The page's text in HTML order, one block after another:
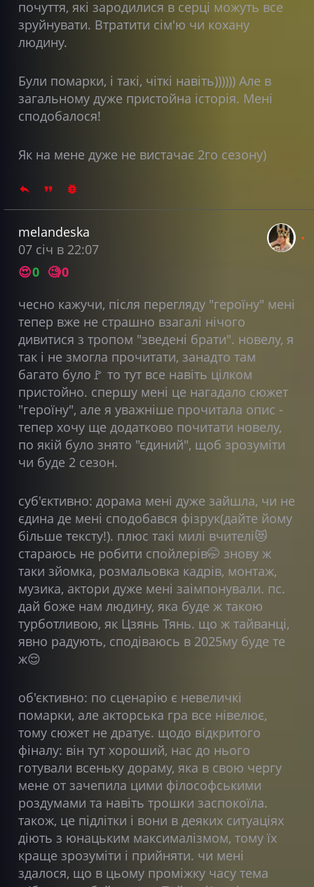
почуття, які зародилися в серці можуть все
зруйнувати. Втратити сім'ю чи кохану
людину.
Були помарки, і такі, чіткі навіть)))))) Але в
загальному дуже пристойна історія. Мені
сподобалося!
Як на мене дуже не вистачає 2го сезону)
melandeska
07 січ в 22:07
😍0 🧐0
чесно кажучи, після перегляду "героїну" мені
тепер вже не страшно взагалі нічого
дивитися з тропом "зведені брати". новелу, я
так і не змогла прочитати, занадто там
багато було🚩 то тутвсе навіть цілком
пристойно. спершу мені це нагадало сюжет
"героїну", але я уважніше прочитала опис -
тепер хочу ще додатково почитати новелу,
по якій було знято "єдиний", щоб зрозуміти
чи буде 2 сезон.
суб'єктивно: дорама мені дуже зайшла, чи не
єдина де мені сподобався фізрук(дайте йому
більше тексту!). плюс такі милі вчителі😻
стараюсь не робити спойлерів🤭 знову ж
таки зйомка, розмальовка кадрів, монтаж,
музика, актори дуже мені заімпонували. пс.
дай боже нам людину, яка буде ж такою
турботливою, як Цзянь Тянь. що ж тайванці,
явно радують, сподіваюсь в 2025му буде те
ж😌
об'єктивно: по сценарію є невеличкі
помарки, але акторська гра все нівелює,
тому сюжет не дратує. щодо відкритого
фіналу: він тут хороший, нас до нього
готували всеньку дораму, яка в свою чергу
мене от зачепила цими філософськими
роздумами та навіть трошки заспокоїла.
також, це підлітки і вони в деяких ситуаціях
діють з юнацьким максималізмом, тому їх
краще зрозуміти і прийняти. чи мені
здалося, що в цьому проміжку часу тема